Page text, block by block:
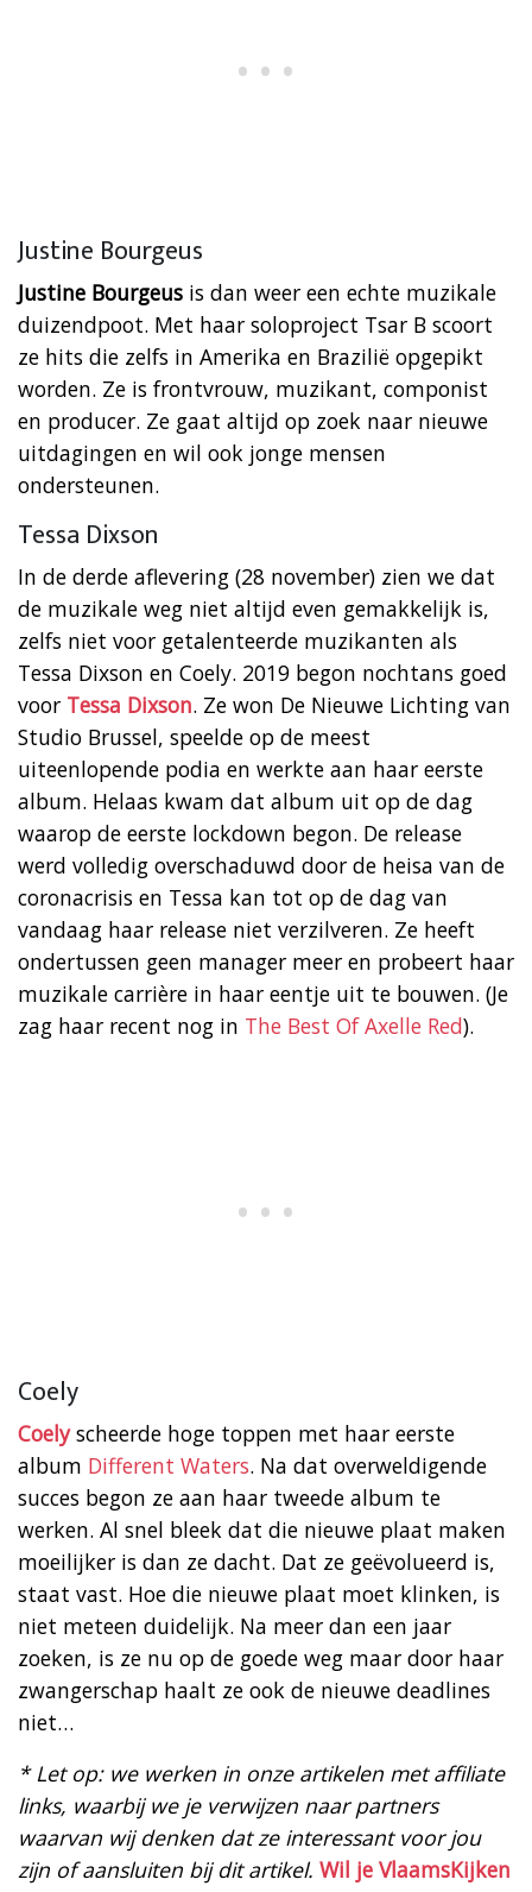
Justine Bourgeus
Justine Bourgeus is dan weer een echte muzikale
duizendpoot. Met haar soloproject Tsar B scoort
ze hits die zelfs in Amerika en Brazilië opgepikt
worden. Ze is frontvrouw, muzikant, componist
en producer. Ze gaat altijd op zoek naar nieuwe
uitdagingen en wil ook jonge mensen
ondersteunen.
Tessa Dixson
In de derde aflevering (28 november) zien we dat
de muzikale weg niet altijd even gemakkelijk is,
zelfs niet voor getalenteerde muzikanten als
Tessa Dixson en Coely. 2019 begon nochtans goed
voor Tessa Dixson. Ze won De Nieuwe Lichting van
Studio Brussel, speelde op de meest
uiteenlopende podia en werkte aan haar eerste
album. Helaas kwam dat album uit op de dag
waarop de eerste lockdown begon. De release
werd volledig overschaduwd door de heisa van de
coronacrisis en Tessa kan tot op de dag van
vandaag haar release niet verzilveren. Ze heeft
ondertussen geen manager meer en probeert haar
muzikale carrière in haar eentje uit te bouwen. (Je
zag haar recent nog in The Best Of Axelle Red).
Coely
Coelyscheerde hoge toppen met haar eerste
album Different Waters. Na dat overweldigende
succes begon ze aan haar tweede album te
werken. Al snel bleek dat die nieuwe plaat maken
moeilijker is dan ze dacht. Dat ze geëvolueerd is,
staat vast. Hoe die nieuwe plaat moet klinken, is
niet meteen duidelijk. Na meer dan een jaar
zoeken, is ze nu op de goede weg maar door haar
zwangerschap haalt ze ook de nieuwe deadlines
niet…
* Let op: we werken in onze artikelen met affiliate
links, waarbij we je verwijzen naar partners
waarvan wij denken dat ze interessant voor jou
zijn of aansluiten bij dit artikel. Wil je VlaamsKijken